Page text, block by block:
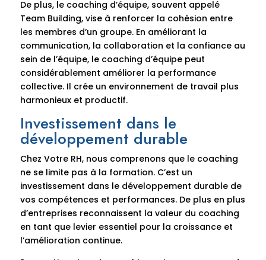
De plus, le coaching d’équipe, souvent appelé
Team Building, vise à renforcer la cohésion entre
les membres d’un groupe. En améliorant la
communication, la collaboration et la confiance au
sein de l’équipe, le coaching d’équipe peut
considérablement améliorer la performance
collective. Il crée un environnement de travail plus
harmonieux et productif.
Investissement dans le
développement durable
Chez Votre RH, nous comprenons que le coaching
ne se limite pas à la formation. C’est un
investissement dans le développement durable de
vos compétences et performances. De plus en plus
d’entreprises reconnaissent la valeur du coaching
en tant que levier essentiel pour la croissance et
l’amélioration continue.